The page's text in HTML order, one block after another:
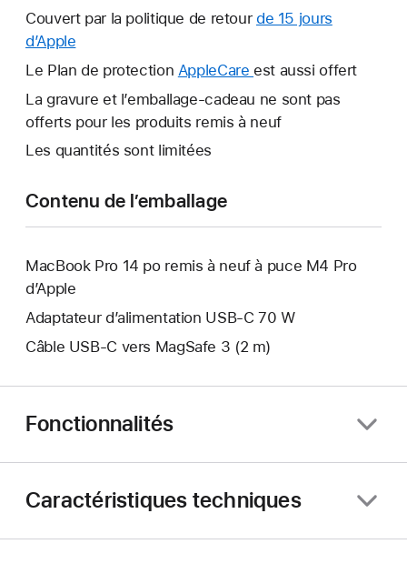
une
Couvert par la politique de retour de 15 jours
d’Apple
lien
dans
une
nouvelle
Le Plan de protection AppleCare Ce
lien
s’ouvrira
est aussi offert
La gravure et l’emballage-cadeau ne sont pas
offerts pour les produits remis à neuf
Les quantités sont limitées
Contenu de l’emballage
MacBook Pro 14 po remis à neuf à puce M4 Pro
d’Apple
Adaptateur d’alimentation USB-C 70 W
Câble USB-C vers MagSafe 3 (2 m)
Fonctionnalités
Caractéristiques techniques